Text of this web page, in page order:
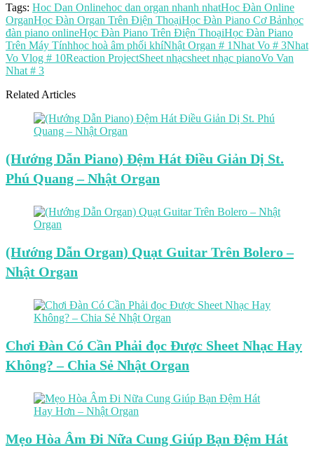
Tags: Hoc Dan Onlinehoc dan organ nhanh nhatHọc Đàn Online
OrganHọc Đàn Organ Trên Điện ThoạiHọc Đàn Piano Cơ Bảnhọc
đàn piano onlineHọc Đàn Piano Trên Điện ThoạiHọc Đàn Piano
Trên Máy Tínhhọc hoà âm phối khíNhật Organ # 1Nhat Vo # 3Nhat
Vo Vlog # 10Reaction ProjectSheet nhạcsheet nhạc pianoVo Van
Nhat # 3
Related Articles
(Hướng Dẫn Piano) Đệm Hát Điều Giản Dị St.
Phú Quang – Nhật Organ
(Hướng Dẫn Organ) Quạt Guitar Trên Bolero –
Nhật Organ
Chơi Đàn Có Cần Phải đọc Được Sheet Nhạc Hay
Không? – Chia Sẻ Nhật Organ
Mẹo Hòa Âm Đi Nữa Cung Giúp Bạn Đệm Hát